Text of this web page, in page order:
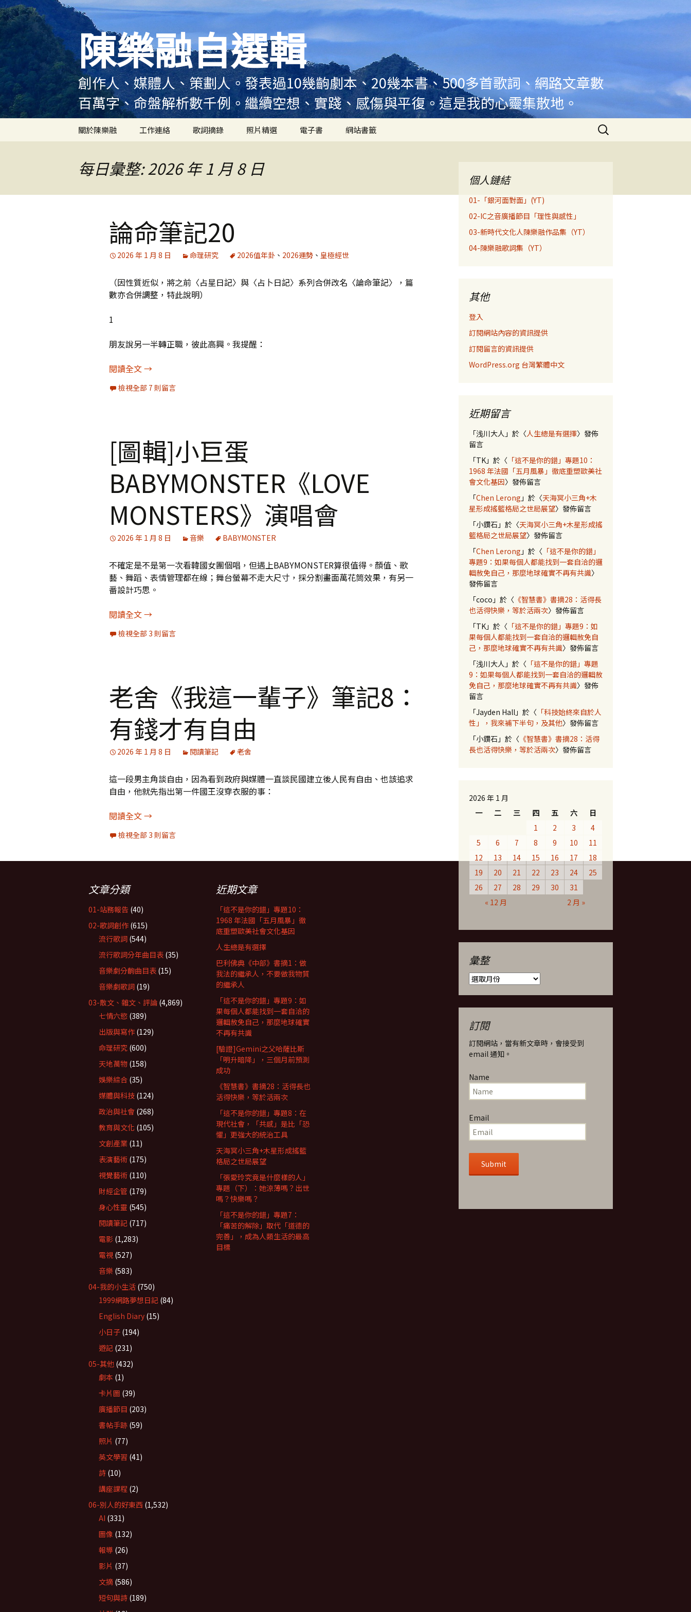
跳
至
主
容
陳樂融自選輯
創作人、媒體人、策劃人。發表過10幾齣劇本、20幾本書、500多首歌詞、網路文章數
百萬字、命盤解析數千例。繼續空想、實踐、感傷與平復。這是我的心靈集散地。
關於陳樂融
陳樂融大事記
陳樂融舞台劇及音樂劇
作品演出紀錄
媒體專訪精選
工作連絡 歌詞摘錄 照片精選 電子書 網站書籤
搜
尋
每日彙整: 2026 年 1 月 8 日
論命筆記20
2026 年 1 月 8 日 命理研究 2026值年卦 、 2026運勢 、 皇極經世
（因性質近似，將之前〈占星日記〉與〈占卜日記〉系列合併改名〈論命筆記〉，篇
數亦合併調整，特此說明）
1
朋友說另一半轉正職，彼此高興。我提醒：
閱讀全文論命筆記20
→
檢視全部 7 則留言
[圖輯]小巨蛋
BABYMONSTER《LOVE
MONSTERS》演唱會
2026 年 1 月 8 日 音樂 BABYMONSTER
不確定是不是第一次看韓國女團個唱，但遇上BABYMONSTER算很值得。顏值、歌
藝、舞蹈、表情管理都在線；舞台螢幕不走大尺寸，採分割畫面萬花筒效果，有另一
番設計巧思。
閱讀全文[圖輯]小巨蛋BABYMONSTER《LOVE MONSTERS》演唱會
→
檢視全部 3 則留言
老舍《我這一輩子》筆記8：
有錢才有自由
2026 年 1 月 8 日 閱讀筆記 老舍
這一段男主角談自由，因為看到政府與媒體一直談民國建立後人民有自由、也該追求
自由，他就先指出第一件國王沒穿衣服的事：
閱讀全文老舍《我這一輩子》筆記8：有錢才有自由
→
檢視全部 3 則留言
個人鏈結
01-「銀河面對面」(YT)
02-IC之音廣播節目「理性與感性」
03-新時代文化人陳樂融作品集（YT）
04-陳樂融歌詞集（YT）
其他
登入
訂閱網站內容的資訊提供
訂閱留言的資訊提供
WordPress.org 台灣繁體中文
近期留言
「浅川大人 」於〈人生總是有選擇〉發佈
留言
「TK」於〈 「這不是你的錯」專題10：
1968 年法國「五月風暴」徹底重塑歐美社
會文化基因〉發佈留言
「Chen Lerong 」於〈天海冥小三角+木
星形成搖籃格局之世局展望〉發佈留言
「小鑽石 」於〈天海冥小三角+木星形成搖
籃格局之世局展望〉發佈留言
「Chen Lerong 」於〈 「這不是你的錯」
專題9：如果每個人都能找到一套自洽的邏
輯赦免自己，那麼地球確實不再有共識〉
發佈留言
「coco 」於〈 《智慧書》書摘28：活得長
也活得快樂，等於活兩次〉發佈留言
「TK」於〈 「這不是你的錯」專題9：如
果每個人都能找到一套自洽的邏輯赦免自
己，那麼地球確實不再有共識〉發佈留言
「浅川大人 」於〈 「這不是你的錯」專題
9：如果每個人都能找到一套自洽的邏輯赦
免自己，那麼地球確實不再有共識〉發佈
留言
「Jayden Hall 」於〈 「科技始終來自於人
性」，我來補下半句，及其他〉發佈留言
「小鑽石 」於〈 《智慧書》書摘28：活得
長也活得快樂，等於活兩次〉發佈留言
2026 年 1 月
一
二 三 四 五 六
日
1
2 3
4
5
6 7 8 9 10
11
12
13 14 15 16 17
18
19
20 21 22 23 24
25
26
27 28 29 30
31
« 12 月
2 月 »
彙整
彙
整
訂閱
訂閱網站，當有新文章時，會接受到
email 通知。
Name
Email
文章分類
01-站務報告 (40)
02-歌詞創作 (615)
流行歌詞 (544)
流行歌詞分年曲目表 (35)
音樂劇分齣曲目表 (15)
音樂劇歌詞 (19)
03-散文、雜文、評論 (4,869)
七情六慾 (389)
出版與寫作 (129)
命理研究 (600)
天地萬物 (158)
娛樂綜合 (35)
媒體與科技 (124)
政治與社會 (268)
教育與文化 (105)
文創產業 (11)
表演藝術 (175)
視覺藝術 (110)
財經企管 (179)
身心性靈 (545)
閱讀筆記 (717)
電影 (1,283)
電視 (527)
音樂 (583)
04-我的小生活 (750)
1999網路夢想日記 (84)
English Diary (15)
小日子 (194)
遊記 (231)
05-其他 (432)
劇本 (1)
卡片圖 (39)
廣播節目 (203)
書帖手跡 (59)
照片 (77)
英文學習 (41)
詩 (10)
講座課程 (2)
06-別人的好東西 (1,532)
AI (331)
圖像 (132)
報導 (26)
影片 (37)
文摘 (586)
短句與詩 (189)
近期文章
「這不是你的錯」專題10：
1968 年法國「五月風暴」徹
底重塑歐美社會文化基因
人生總是有選擇
巴利佛典《中部》書摘1：做
我法的繼承人，不要做我物質
的繼承人
「這不是你的錯」專題9：如
果每個人都能找到一套自洽的
邏輯赦免自己，那麼地球確實
不再有共識
[驗證]Gemini之父哈薩比斯
「明升暗降」，三個月前預測
成功
《智慧書》書摘28：活得長也
活得快樂，等於活兩次
「這不是你的錯」專題8：在
現代社會，「共感」是比「恐
懼」更強大的統治工具
天海冥小三角+木星形成搖籃
格局之世局展望
「張愛玲究竟是什麼樣的人」
專題（下）：她涼薄嗎？出世
嗎？快樂嗎？
「這不是你的錯」專題7：
「痛苦的解除」取代「道德的
完善」，成為人類生活的最高
目標